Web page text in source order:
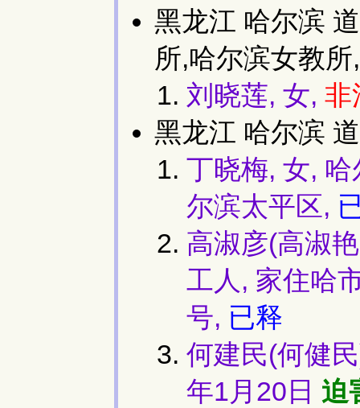
黑龙江 哈尔滨
所,哈尔滨女教
刘晓莲, 女, 非
黑龙江 哈尔滨
丁晓梅, 女,
尔滨太平区,
高淑彦(高淑
工人, 家住哈
号, 已释
何建民(何健
年1月20日 迫